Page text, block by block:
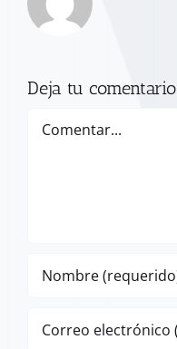
Deja tu comentario